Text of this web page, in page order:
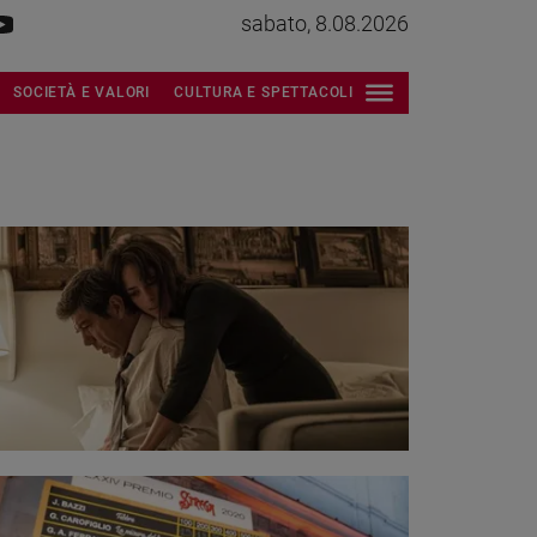
sabato, 8.08.2026
SOCIETÀ E VALORI CULTURA E SPETTACOLI